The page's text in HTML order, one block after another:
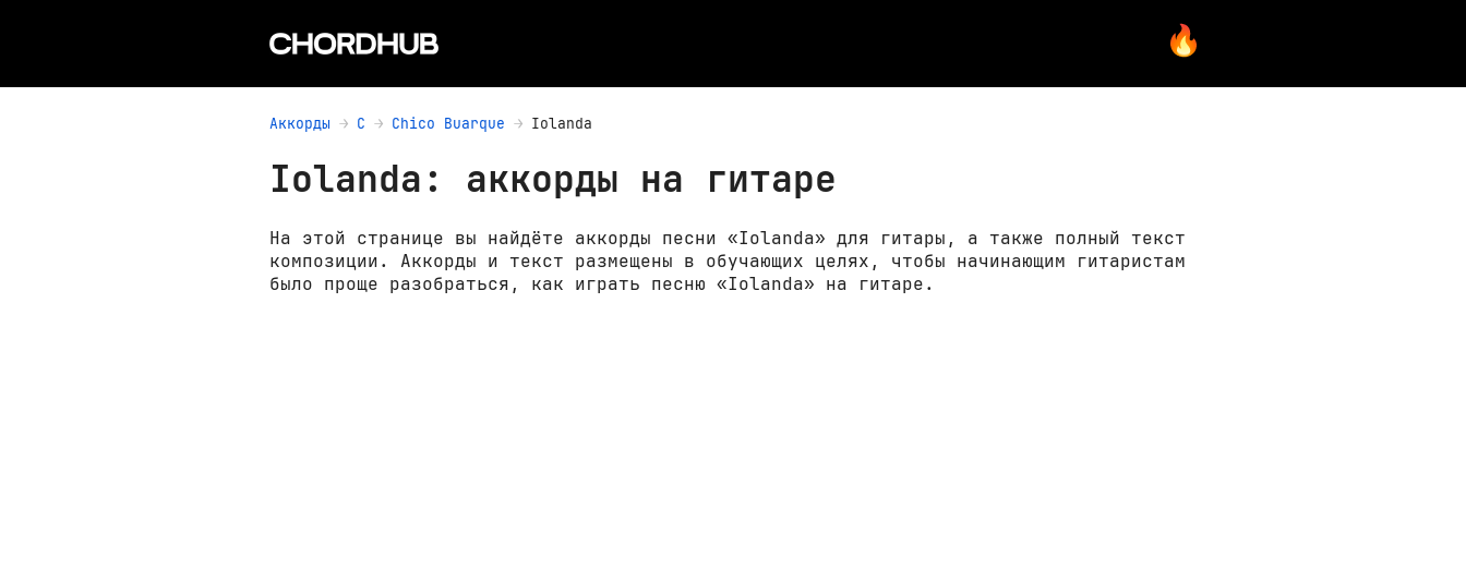
Аккорды C Chico Buarque Iolanda
Iolanda: аккорды на гитаре
На этой странице вы найдёте аккорды песни «Iolanda» для гитары, а также полный текст
композиции. Аккорды и текст размещены в обучающих целях, чтобы начинающим гитаристам
было проще разобраться, как играть песню «Iolanda» на гитаре.